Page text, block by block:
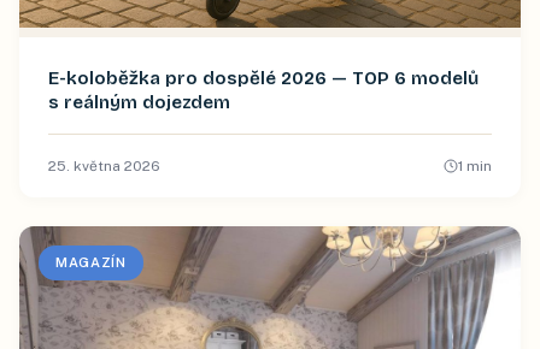
E-koloběžka pro dospělé 2026 — TOP 6 modelů
s reálným dojezdem
25. května 2026 1 min
MAGAZÍN